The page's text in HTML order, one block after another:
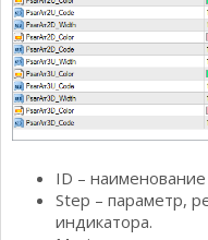
ID –
Step – параметр,
индикатора.